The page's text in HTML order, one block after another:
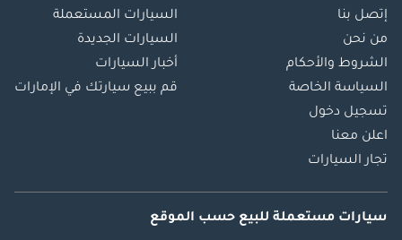
عزل حراري بنسبة
99% - ضروري لمناخ
الإمارات. • حماية
سيراميك داخلية:
حماية كاملة
للمقصورة من
تغطية لمدة عام واحد
لإصلاحات تجميلية
إتصل بنا
من نحن
الشروط والأحكام
السياسة الخاصة
تسجيل دخول
اعلن معنا
تجار السيارات
السيارات المستعملة
السيارات الجديدة
أخبار السيارات
قم ببيع سيارتك في الإمارات
سيارات مستعملة للبيع حسب الموقع